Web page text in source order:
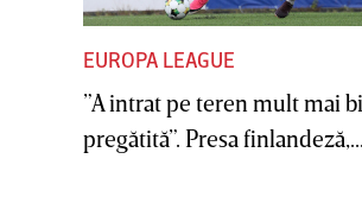
EUROPA LEAGUE
”A intrat pe teren mult mai
pregătită”. Presa